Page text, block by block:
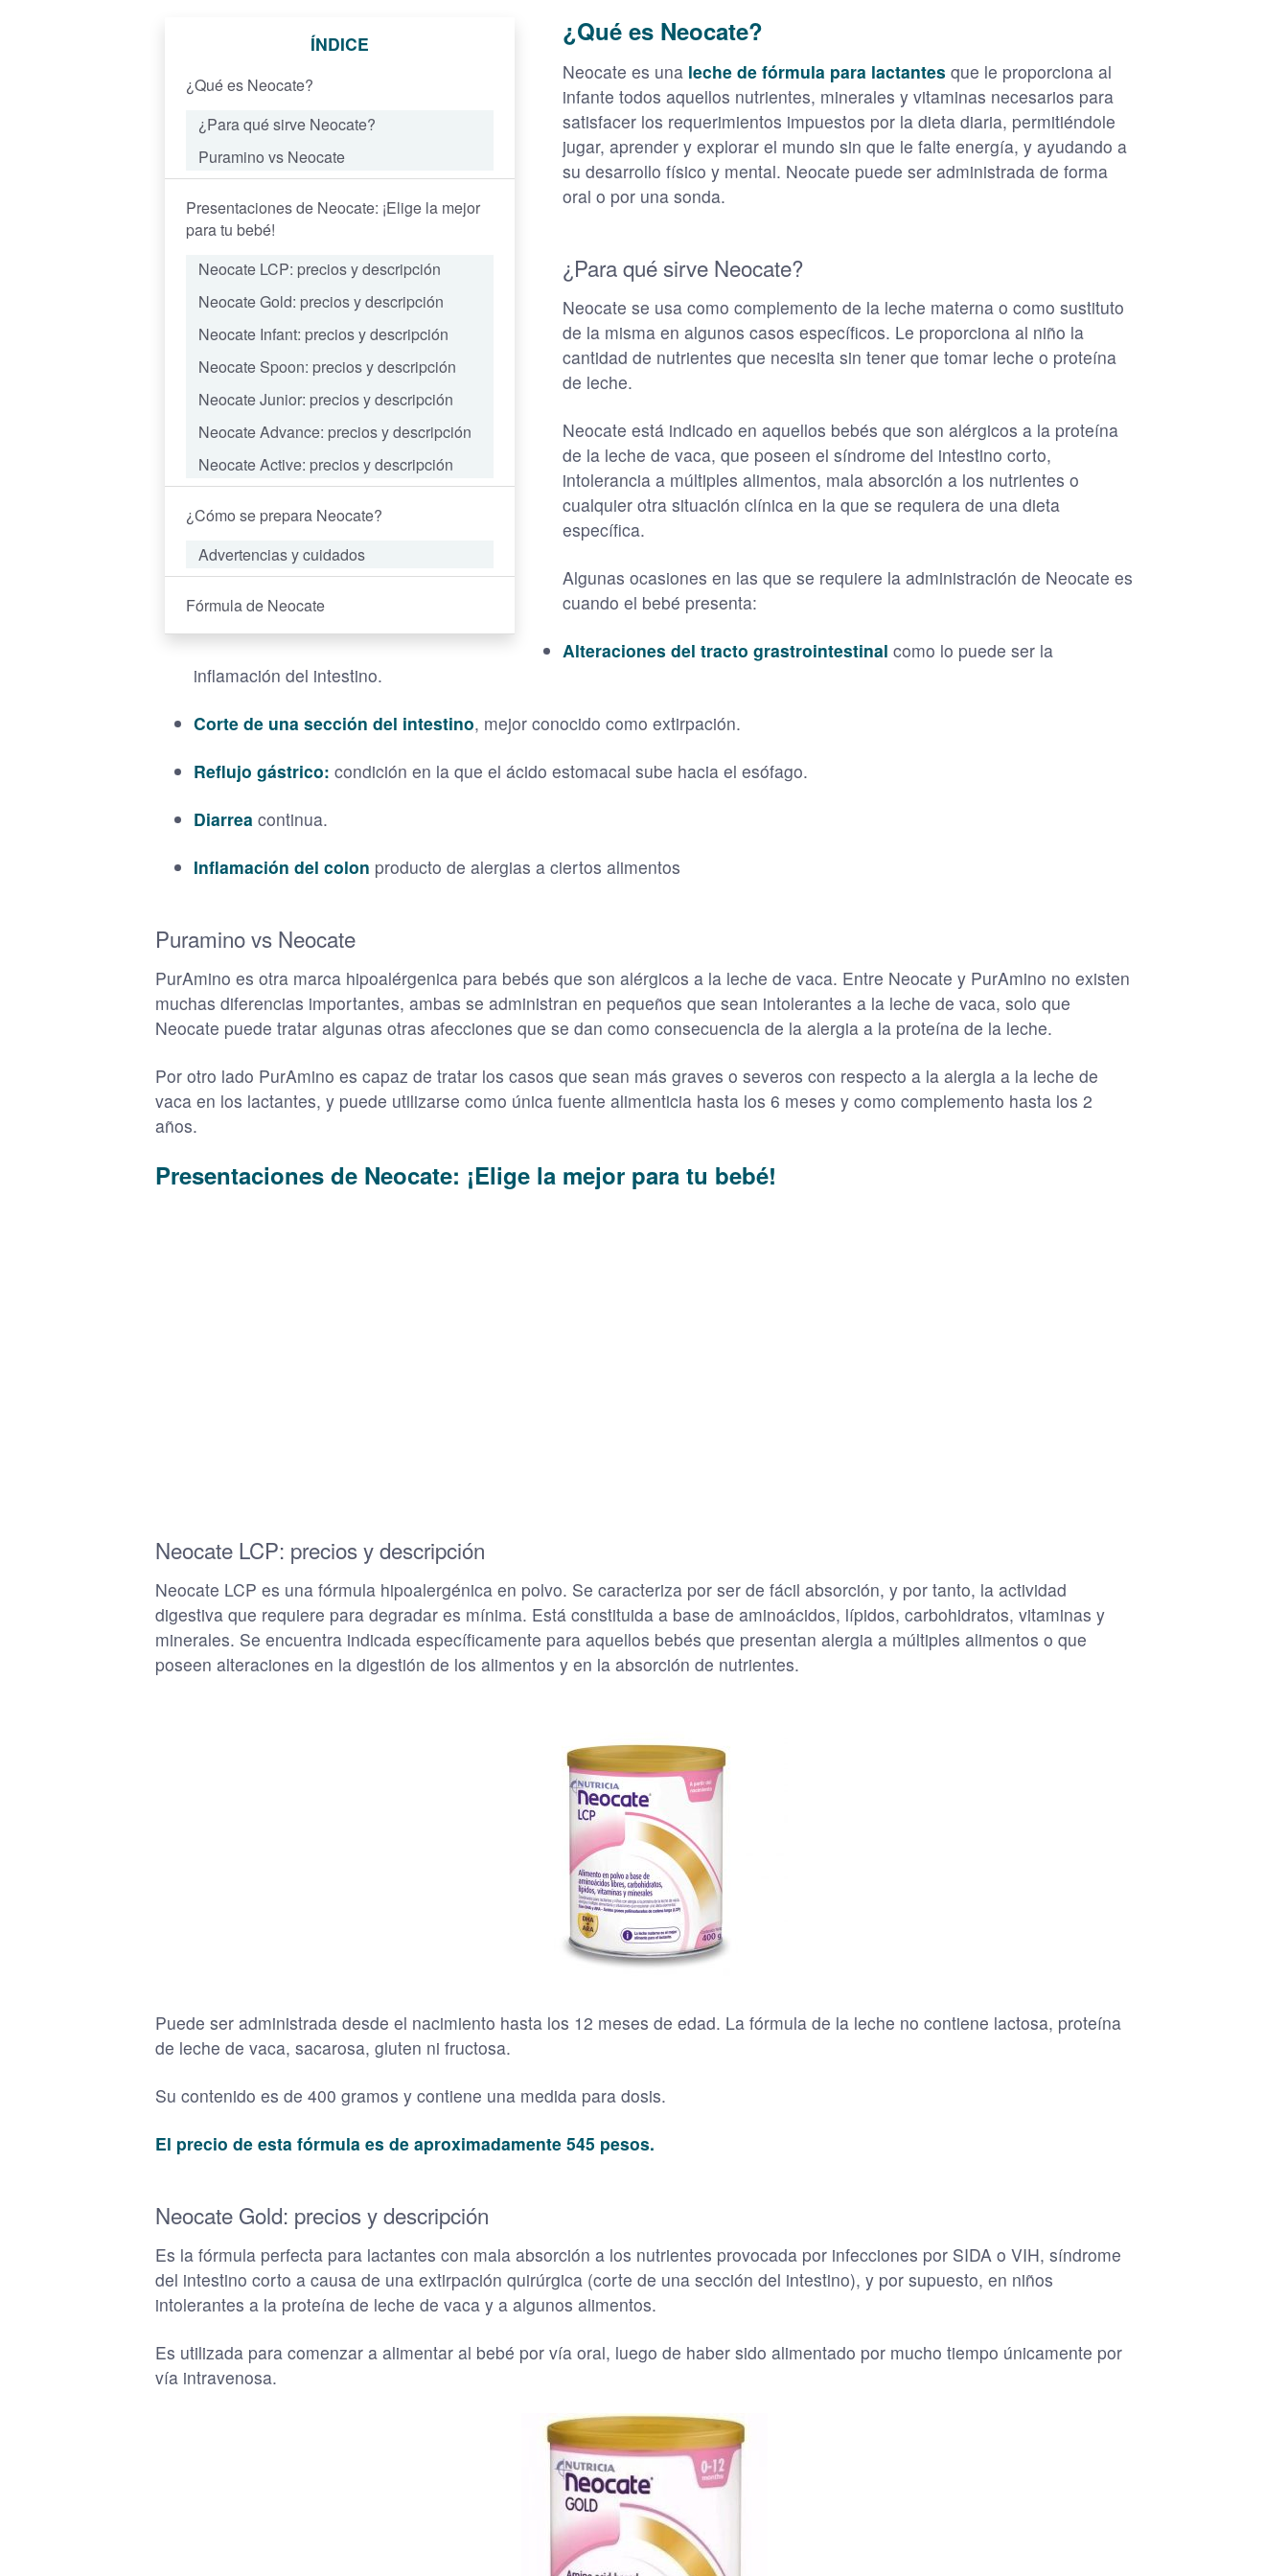
ÍNDICE
¿Qué es Neocate?
¿Para qué sirve Neocate?
Puramino vs Neocate
Presentaciones de Neocate: ¡Elige la mejor
para tu bebé!
Neocate LCP: precios y descripción
Neocate Gold: precios y descripción
Neocate Infant: precios y descripción
Neocate Spoon: precios y descripción
Neocate Junior: precios y descripción
Neocate Advance: precios y descripción
Neocate Active: precios y descripción
¿Cómo se prepara Neocate?
Advertencias y cuidados
Fórmula de Neocate
¿Qué es Neocate?
Neocate es una leche de fórmula para lactantes que le proporciona al
infante todos aquellos nutrientes, minerales y vitaminas necesarios para
satisfacer los requerimientos impuestos por la dieta diaria, permitiéndole
jugar, aprender y explorar el mundo sin que le falte energía, y ayudando a
su desarrollo físico y mental. Neocate puede ser administrada de forma
oral o por una sonda.
¿Para qué sirve Neocate?
Neocate se usa como complemento de la leche materna o como sustituto
de la misma en algunos casos específicos. Le proporciona al niño la
cantidad de nutrientes que necesita sin tener que tomar leche o proteína
de leche.
Neocate está indicado en aquellos bebés que son alérgicos a la proteína
de la leche de vaca, que poseen el síndrome del intestino corto,
intolerancia a múltiples alimentos, mala absorción a los nutrientes o
cualquier otra situación clínica en la que se requiera de una dieta
específica.
Algunas ocasiones en las que se requiere la administración de Neocate es
cuando el bebé presenta:
Alteraciones del tracto grastrointestinal como lo puede ser la
inflamación del intestino.
Corte de una sección del intestino, mejor conocido como extirpación.
Reflujo gástrico: condición en la que el ácido estomacal sube hacia el esófago.
Diarrea continua.
Inflamación del colon producto de alergias a ciertos alimentos
Puramino vs Neocate
PurAmino es otra marca hipoalérgenica para bebés que son alérgicos a la leche de vaca. Entre Neocate y PurAmino no existen
muchas diferencias importantes, ambas se administran en pequeños que sean intolerantes a la leche de vaca, solo que
Neocate puede tratar algunas otras afecciones que se dan como consecuencia de la alergia a la proteína de la leche.
Por otro lado PurAmino es capaz de tratar los casos que sean más graves o severos con respecto a la alergia a la leche de
vaca en los lactantes, y puede utilizarse como única fuente alimenticia hasta los 6 meses y como complemento hasta los 2
años.
Presentaciones de Neocate: ¡Elige la mejor para tu bebé!
Neocate LCP: precios y descripción
Neocate LCP es una fórmula hipoalergénica en polvo. Se caracteriza por ser de fácil absorción, y por tanto, la actividad
digestiva que requiere para degradar es mínima. Está constituida a base de aminoácidos, lípidos, carbohidratos, vitaminas y
minerales. Se encuentra indicada específicamente para aquellos bebés que presentan alergia a múltiples alimentos o que
poseen alteraciones en la digestión de los alimentos y en la absorción de nutrientes.
Puede ser administrada desde el nacimiento hasta los 12 meses de edad. La fórmula de la leche no contiene lactosa, proteína
de leche de vaca, sacarosa, gluten ni fructosa.
Su contenido es de 400 gramos y contiene una medida para dosis.
El precio de esta fórmula es de aproximadamente 545 pesos.
Neocate Gold: precios y descripción
Es la fórmula perfecta para lactantes con mala absorción a los nutrientes provocada por infecciones por SIDA o VIH, síndrome
del intestino corto a causa de una extirpación quirúrgica (corte de una sección del intestino), y por supuesto, en niños
intolerantes a la proteína de leche de vaca y a algunos alimentos.
Es utilizada para comenzar a alimentar al bebé por vía oral, luego de haber sido alimentado por mucho tiempo únicamente por
vía intravenosa.